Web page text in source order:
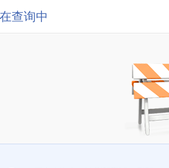
查询中